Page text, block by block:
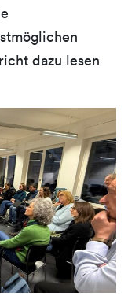
dazu lesen